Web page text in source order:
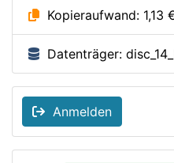
Kopieraufwand: 1,13
Datenträger:
Anmelden